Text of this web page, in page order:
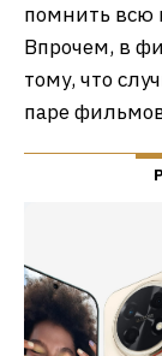
помнить всю
Впрочем, в
тому, что
паре